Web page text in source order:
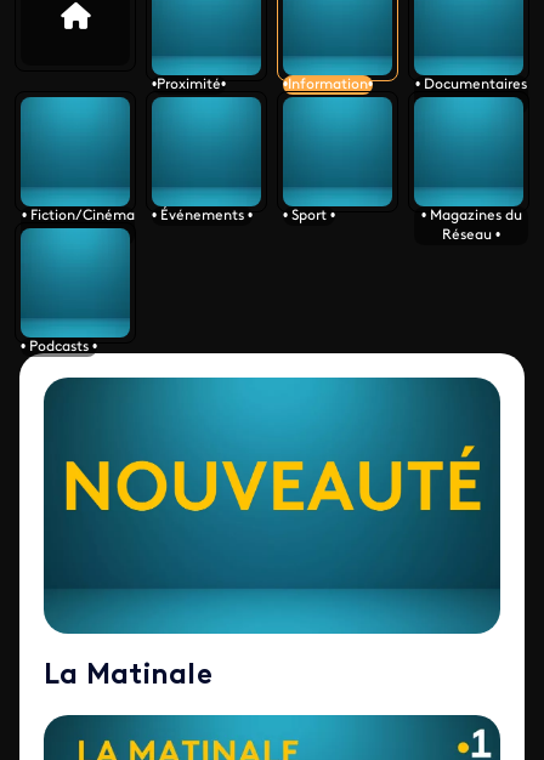
•Proximité• •Information•
• Documentaires
• Fiction/Cinéma
• Événements • • Sport •
• Magazines du
Réseau •
• Podcasts •
La Matinale